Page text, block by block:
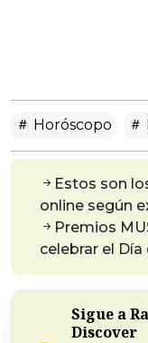
Horóscopo
Estos son
online según
Premios
celebrar el Día
Sigue a
Discover